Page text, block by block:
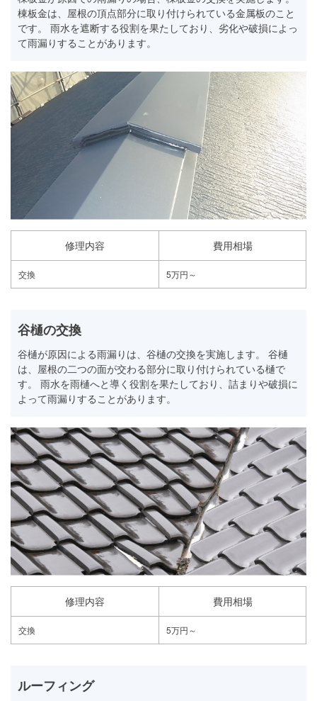
棟板金は、屋根の頂点部分に取り付けられている金属板のこと
です。 雨水を遮断する役割を果たしており、劣化や破損によっ
て雨漏りすることがあります。
修理内容 費用相場
交換 5万円～
谷樋の交換
谷樋が原因による雨漏りは、谷樋の交換を実施します。 谷樋
は、屋根の二つの面が交わる部分に取り付けられている樋で
す。 雨水を雨樋へと導く役割を果たしており、詰まりや破損に
よって雨漏りすることがあります。
修理内容 費用相場
交換 5万円～
ルーフィング